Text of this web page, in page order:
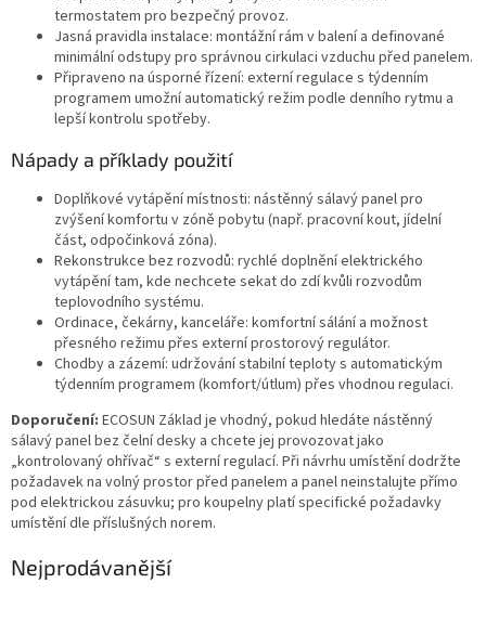
termostatem pro bezpečný provoz.
Jasná pravidla instalace: montážní rám v balení a definované
minimální odstupy pro správnou cirkulaci vzduchu před panelem.
Připraveno na úsporné řízení: externí regulace s týdenním
programem umožní automatický režim podle denního rytmu a
lepší kontrolu spotřeby.
Nápady a příklady použití
Doplňkové vytápění místnosti: nástěnný sálavý panel pro
zvýšení komfortu v zóně pobytu (např. pracovní kout, jídelní
část, odpočinková zóna).
Rekonstrukce bez rozvodů: rychlé doplnění elektrického
vytápění tam, kde nechcete sekat do zdí kvůli rozvodům
teplovodního systému.
Ordinace, čekárny, kanceláře: komfortní sálání a možnost
přesného režimu přes externí prostorový regulátor.
Chodby a zázemí: udržování stabilní teploty s automatickým
týdenním programem (komfort/útlum) přes vhodnou regulaci.
Doporučení: ECOSUN Základ je vhodný, pokud hledáte nástěnný
sálavý panel bez čelní desky a chcete jej provozovat jako
„kontrolovaný ohřívač“ s externí regulací. Při návrhu umístění dodržte
požadavek na volný prostor před panelem a panel neinstalujte přímo
pod elektrickou zásuvku; pro koupelny platí specifické požadavky
umístění dle příslušných norem.
Nejprodávanější